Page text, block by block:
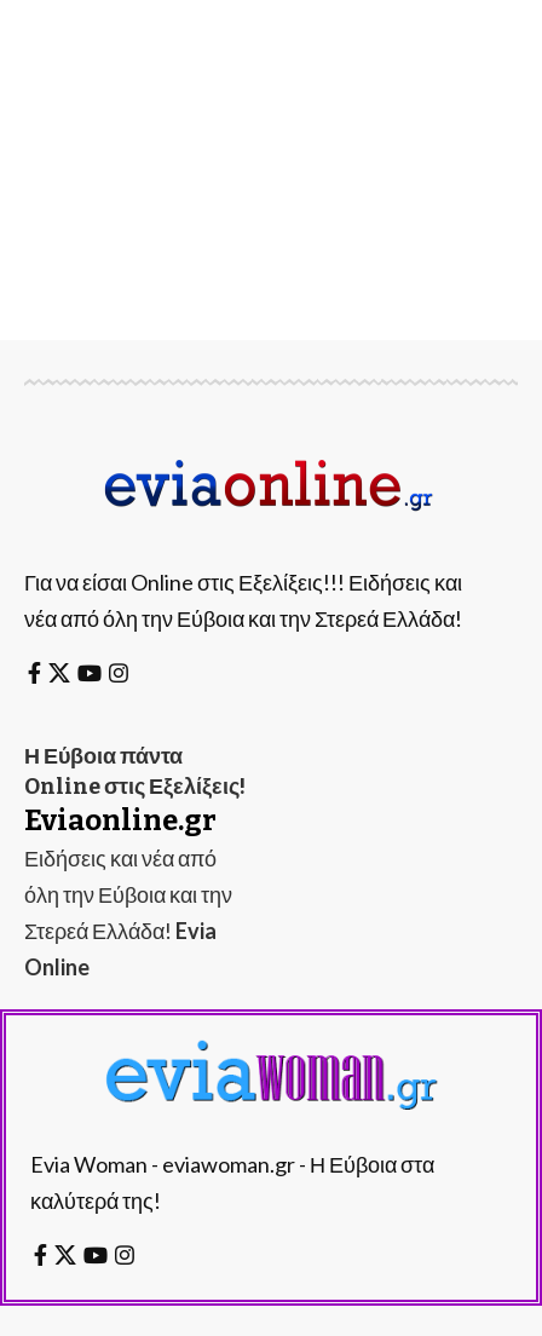
Για να είσαι Online στις Εξελίξεις!!! Ειδήσεις και
νέα από όλη την Εύβοια και την Στερεά Ελλάδα!
Η Εύβοια πάντα
Online στις Εξελίξεις!
Eviaonline.gr
Ειδήσεις και νέα από
όλη την Εύβοια και την
Στερεά Ελλάδα! Evia
Online
Evia Woman - eviawoman.gr - Η Εύβοια στα
καλύτερά της!